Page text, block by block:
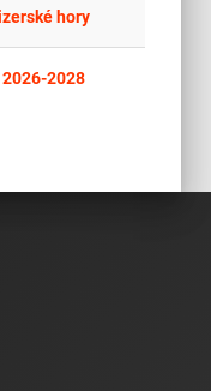
hory
2028